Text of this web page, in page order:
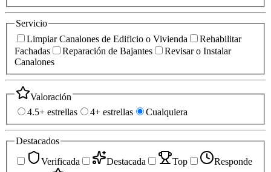
Servicio
Limpiar Canalones de Edificio o Vivienda
Rehabilitar
Fachadas
Reparación de Bajantes
Revisar o Instalar
Canalones
Valoración
4.5+ estrellas
4+ estrellas Cualquiera
Destacados
Verificada
Destacada Top
Responde